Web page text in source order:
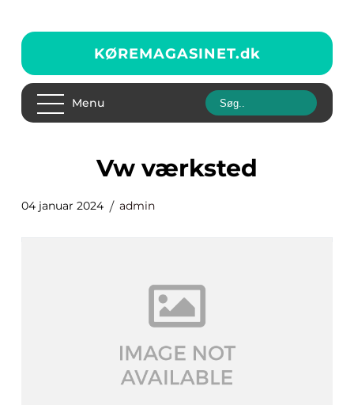
KØREMAGASINET.dk
Menu
vw værksted
04 januar 2024 admin